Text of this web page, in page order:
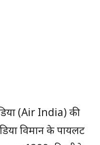
(Air India) की
विमान के पायलट